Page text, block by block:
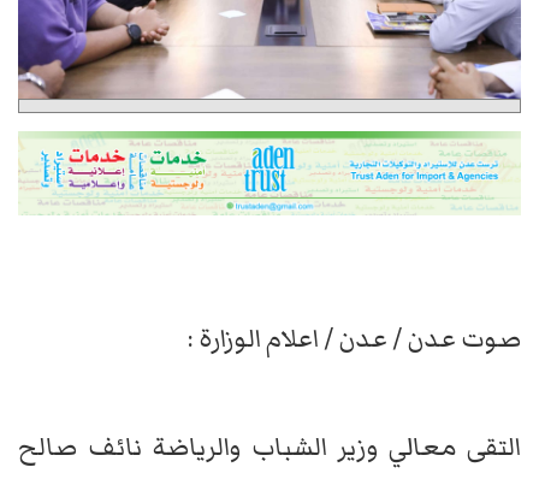
صوت عدن / عدن / اعلام الوزارة :
التقى معالي وزير الشباب والرياضة نائف صالح